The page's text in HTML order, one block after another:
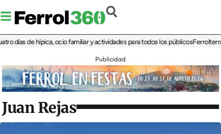
de hípica, ocio familiar y actividades para todos los públicosFerrolterra
Publicidad
Juan Rejas